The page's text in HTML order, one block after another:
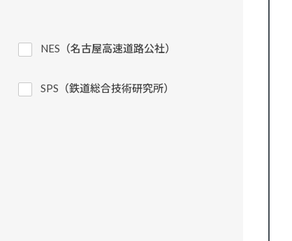
NES（名古屋高速道路公社）
SPS（鉄道総合技術研究所）